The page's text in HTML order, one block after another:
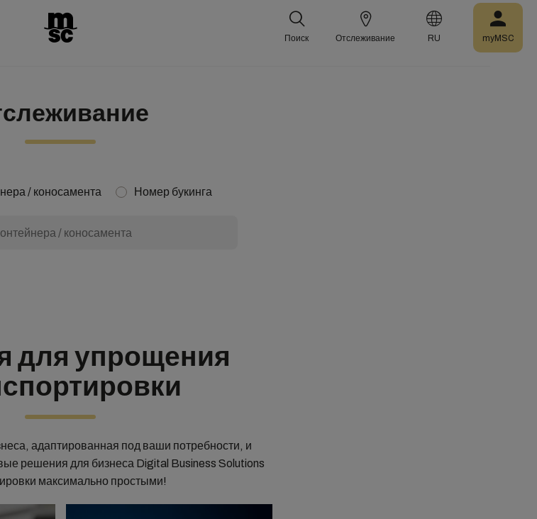
Поиск Отслеживание RU myMSC
/ коносамента Номер букинга
для упрощения
адаптированная под ваши потребности, и
решения для бизнеса Digital Business Solutions
максимально простыми!